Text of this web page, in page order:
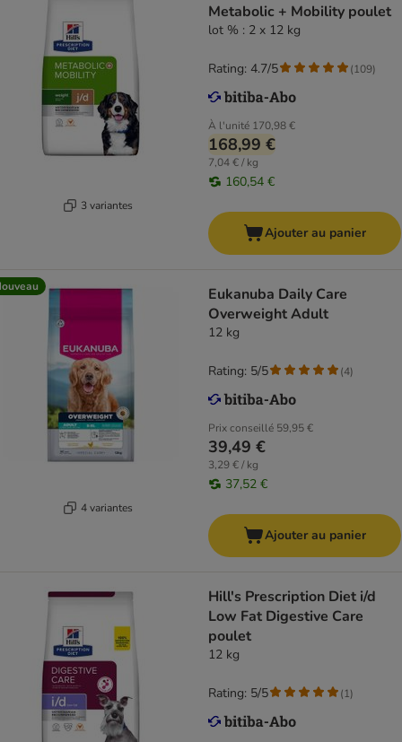
3 variantes
Metabolic + Mobility poulet
lot % : 2 x 12 kg
À l'unité 170,98 €
168,99 €
7,04 € / kg
160,54 €
Rating: 4.7/5 (109)
Ajouter au panier
4 variantes
Eukanuba Daily Care
Overweight Adult
12 kg
Prix conseillé 59,95 €
39,49 €
3,29 € / kg
37,52 €
Rating: 5/5 (4)
Ajouter au panier
Hill's Prescription Diet i/d
Low Fat Digestive Care
poulet
12 kg
Rating: 5/5 (1)